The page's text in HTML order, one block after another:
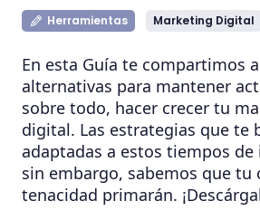
Herramientas Marketing Digital
En esta Guía te compartimos
alternativas para mantener
sobre todo, hacer crecer tu
digital. Las estrategias que te
adaptadas a estos tiempos
sin embargo, sabemos que tu
tenacidad primarán.